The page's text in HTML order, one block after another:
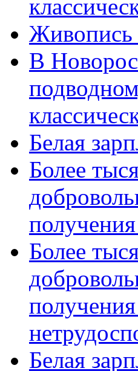
Живопись
В
Белая
Более
Более
Белая